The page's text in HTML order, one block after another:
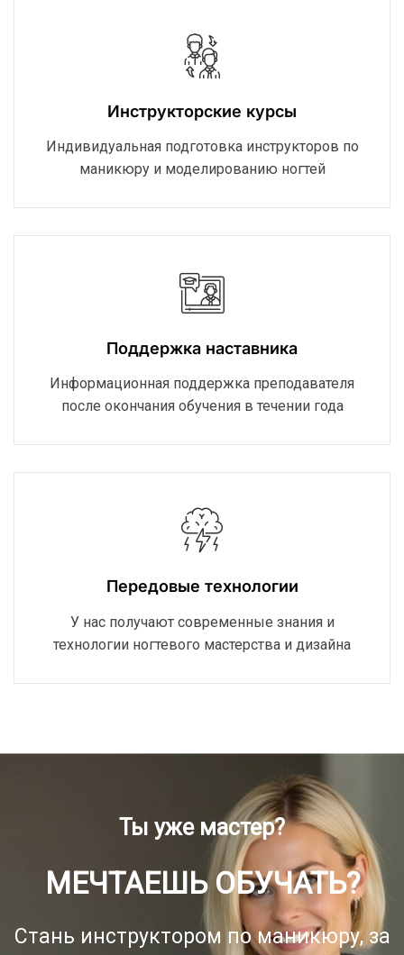
Инструкторские курсы
Индивидуальная подготовка инструкторов по
маникюру и моделированию ногтей
Поддержка наставника
Информационная поддержка преподавателя
после окончания обучения в течении года
Передовые технологии
У нас получают современные знания и
технологии ногтевого мастерства и дизайна
Ты уже мастер?
МЕЧТАЕШЬ ОБУЧАТЬ?
Стань инструктором по маникюру, за